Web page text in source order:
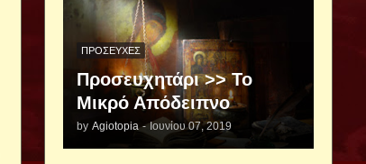
ΠΡΟΣΕΥΧΈΣ
Προσευχητάρι >> Το
Μικρό Απόδειπνο
by Agiotopia - Ιουνίου 07, 2019